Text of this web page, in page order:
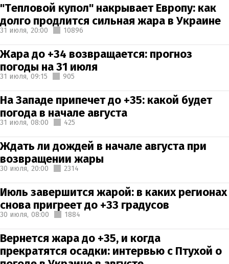
"Тепловой купол" накрывает Европу: как
долго продлится сильная жара в Украине
31 июля, 20:00 10896
Жара до +34 возвращается: прогноз
погоды на 31 июля
31 июля, 09:15 905
На Западе припечет до +35: какой будет
погода в начале августа
31 июля, 08:00 425
Ждать ли дождей в начале августа при
возвращении жары
30 июля, 20:00 2314
Июль завершится жарой: в каких регионах
снова пригреет до +33 градусов
30 июля, 08:00 1884
Вернется жара до +35, и когда
прекратятся осадки: интервью с Птухой о